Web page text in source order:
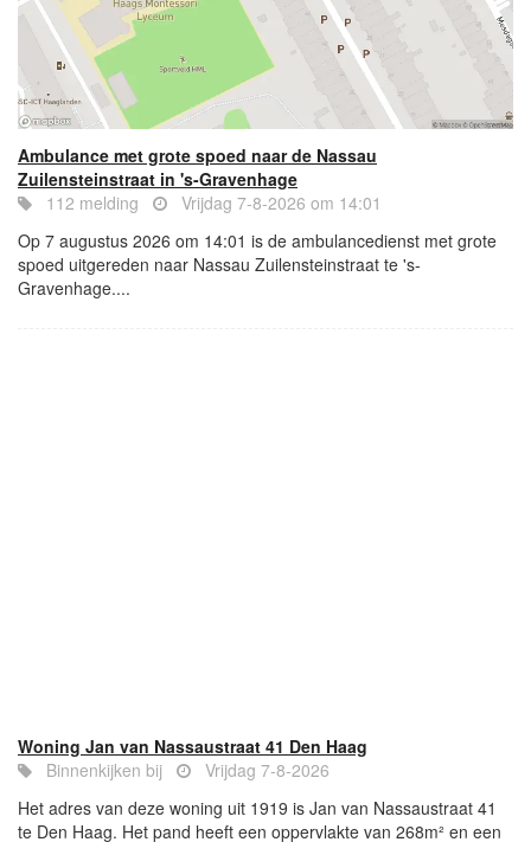
Ambulance met grote spoed naar de Nassau
Zuilensteinstraat in 's-Gravenhage
112 melding
Vrijdag 7-8-2026 om 14:01
Op 7 augustus 2026 om 14:01 is de ambulancedienst met grote
spoed uitgereden naar Nassau Zuilensteinstraat te 's-
Gravenhage....
Woning Jan van Nassaustraat 41 Den Haag
Binnenkijken bij
Vrijdag 7-8-2026
Het adres van deze woning uit 1919 is Jan van Nassaustraat 41
te Den Haag. Het pand heeft een oppervlakte van 268m² en een